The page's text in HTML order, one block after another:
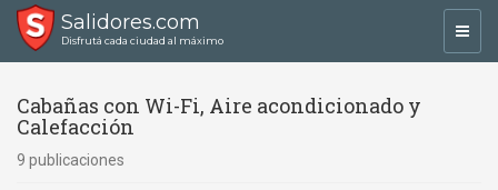
Salidores.com
Disfrutá cada ciudad al máximo
Cabañas con Wi-Fi, Aire acondicionado y
Calefacción
9 publicaciones